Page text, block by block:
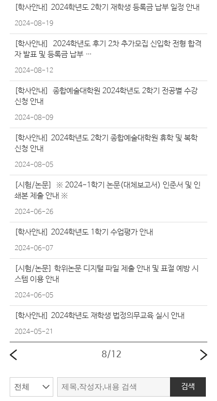
[학사안내] 2024학년도 2학기 재학생 등록금 납부 일정 안내
2024-08-19
[학사안내]
2024학년도 후기 2차 추가모집 신입학 전형 합격
자 발표 및 등록금 납부 …
2024-08-12
[학사안내]
종합예술대학원 2024학년도 2학기 전공별 수강
신청 안내
2024-08-09
[학사안내] 2024학년도 2학기 종합예술대학원 휴학 및 복학
신청 안내
2024-08-05
[시험/논문]
※ 2024-1학기 논문(대체보고서) 인준서 및 인
쇄본 제출 안내 ※
2024-06-26
[학사안내] 2024학년도 1학기 수업평가 안내
2024-06-07
[시험/논문] 학위논문 디지털 파일 제출 안내 및 표절 예방 시
스템 이용 안내
2024-06-05
[학사안내] 2024학년도 재학생 법정의무교육 실시 안내
2024-05-21
8/12
검색